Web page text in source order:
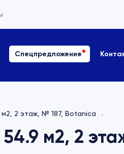
Спецпредложение
2 этаж, № 187, Botanica
м2, 2